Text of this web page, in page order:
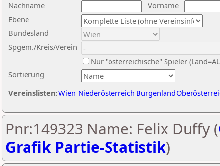
Nachname
Vorname
Ebene
Sortierung
Bundesland
Spgem./Kreis/Verein
Nur "österreichische" Spieler
Vereinslisten:Wien Niederösterreich Burgenland
Pnr:149323 Name: Felix Duffy (
Grafik Partie-Statistik)